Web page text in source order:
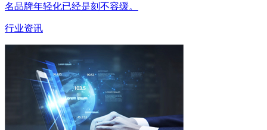
名品牌年轻化已经是刻不容缓。
行业资讯